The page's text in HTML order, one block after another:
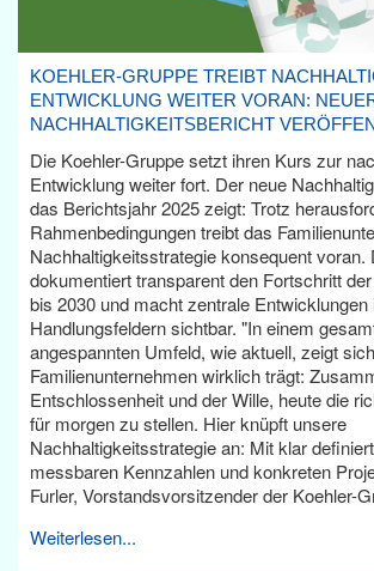
KOEHLER-GRUPPE TREIBT
ENTWICKLUNG WEITER VORAN:
NACHHALTIGKEITSBERICHT
Die Koehler-Gruppe setzt ihren Kurs zur
Entwicklung weiter fort. Der neue
das Berichtsjahr 2025 zeigt: Trotz
Rahmenbedingungen treibt das
Nachhaltigkeitsstrategie konsequent voran.
dokumentiert transparent den Fortschritt
bis 2030 und macht zentrale
Handlungsfeldern sichtbar. "In einem
angespannten Umfeld, wie aktuell, zeigt
Familienunternehmen wirklich trägt:
Entschlossenheit und der Wille, heute die
für morgen zu stellen. Hier knüpft unsere
Nachhaltigkeitsstrategie an: Mit klar
messbaren Kennzahlen und konkreten
Furler, Vorstandsvorsitzender der Koehler-
Weiterlesen...